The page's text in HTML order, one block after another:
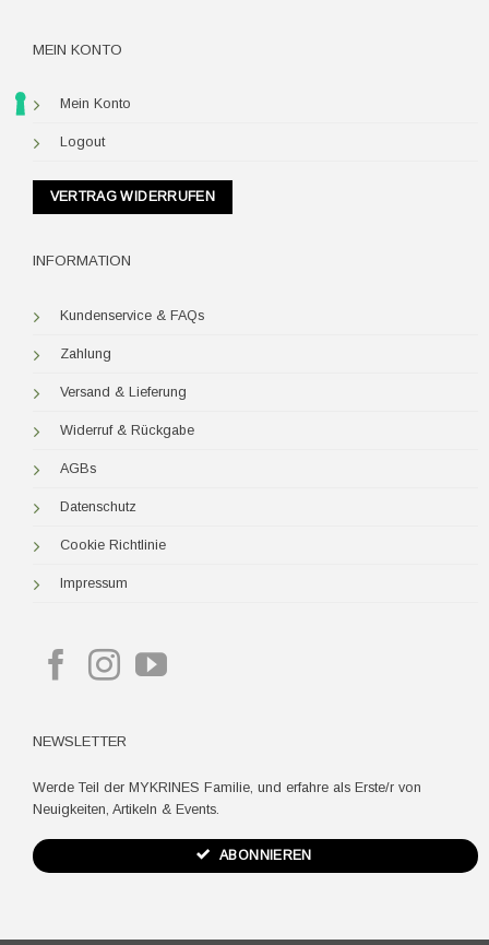
MEIN KONTO
Mein Konto
Logout
VERTRAG WIDERRUFEN
INFORMATION
Kundenservice & FAQs
Zahlung
Versand & Lieferung
Widerruf & Rückgabe
AGBs
Datenschutz
Cookie Richtlinie
Impressum
NEWSLETTER
Werde Teil der MYKRINES Familie, und erfahre als Erste/r von
Neuigkeiten, Artikeln & Events.
ABONNIEREN